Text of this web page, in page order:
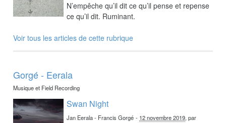
N’empêche qu’il dit ce qu’il pense et repense
ce qu’il dit. Ruminant.
Voir tous les articles de cette rubrique
Gorgé - Eerala
Musique et Field Recording
Swan Night
Jan Eerala - Francis Gorgé - 12 novembre 2019, par